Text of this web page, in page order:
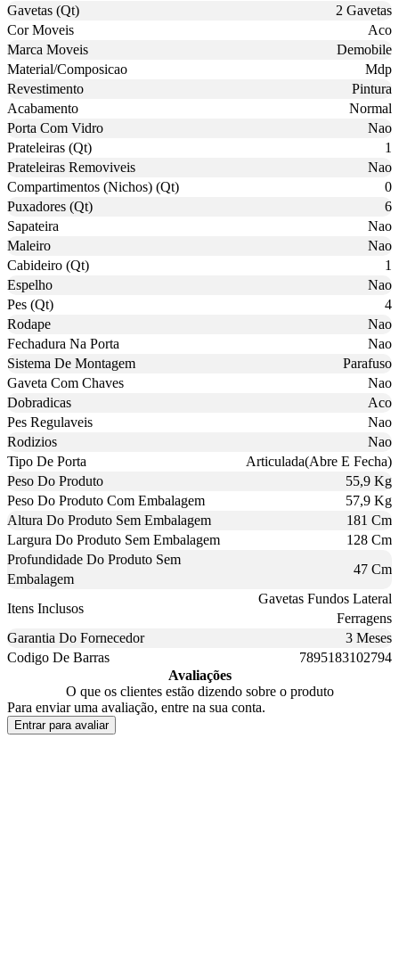
Gavetas (Qt)
2 Gavetas
Cor Moveis
Aco
Marca Moveis
Demobile
Material/Composicao
Mdp
Revestimento
Pintura
Acabamento
Normal
Porta Com Vidro
Nao
Prateleiras (Qt)
1
Prateleiras Removiveis
Nao
Compartimentos (Nichos) (Qt)
0
Puxadores (Qt)
6
Sapateira
Nao
Maleiro
Nao
Cabideiro (Qt)
1
Espelho
Nao
Pes (Qt)
4
Rodape
Nao
Fechadura Na Porta
Nao
Sistema De Montagem
Parafuso
Gaveta Com Chaves
Nao
Dobradicas
Aco
Pes Regulaveis
Nao
Rodizios
Nao
Tipo De Porta
Articulada(Abre E Fecha)
Peso Do Produto
55,9 Kg
Peso Do Produto Com Embalagem
57,9 Kg
Altura Do Produto Sem Embalagem
181 Cm
Largura Do Produto Sem Embalagem
128 Cm
Profundidade Do Produto Sem
Embalagem
47 Cm
Itens Inclusos
Gavetas Fundos Lateral
Ferragens
Garantia Do Fornecedor
3 Meses
Codigo De Barras
7895183102794
Avaliações
O que os clientes estão dizendo sobre o produto
Para enviar uma avaliação, entre na sua conta.
Entrar para avaliar